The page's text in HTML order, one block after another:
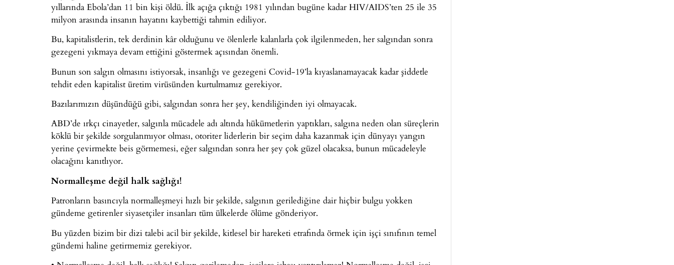
yıllarında Ebola’dan 11 bin kişi öldü. İlk açığa çıktığı 1981 yılından bugüne kadar HIV/AIDS’ten 25 ile 35
milyon arasında insanın hayatını kaybettiği tahmin ediliyor.
Bu, kapitalistlerin, tek derdinin kâr olduğunu ve ölenlerle kalanlarla çok ilgilenmeden, her salgından sonra
gezegeni yıkmaya devam ettiğini göstermek açısından önemli.
Bunun son salgın olmasını istiyorsak, insanlığı ve gezegeni Covid-19’la kıyaslanamayacak kadar şiddetle
tehdit eden kapitalist üretim virüsünden kurtulmamız gerekiyor.
Bazılarımızın düşündüğü gibi, salgından sonra her şey, kendiliğinden iyi olmayacak.
ABD’de ırkçı cinayetler, salgınla mücadele adı altında hükümetlerin yaptıkları, salgına neden olan süreçlerin
köklü bir şekilde sorgulanmıyor olması, otoriter liderlerin bir seçim daha kazanmak için dünyayı yangın
yerine çevirmekte beis görmemesi, eğer salgından sonra her şey çok güzel olacaksa, bunun mücadeleyle
olacağını kanıtlıyor.
Normalleşme değil halk sağlığı!
Patronların basıncıyla normalleşmeyi hızlı bir şekilde, salgının gerilediğine dair hiçbir bulgu yokken
gündeme getirenler siyasetçiler insanları tüm ülkelerde ölüme gönderiyor.
Bu yüzden bizim bir dizi talebi acil bir şekilde, kitlesel bir hareketi etrafında örmek için işçi sınıfının temel
gündemi haline getirmemiz gerekiyor.